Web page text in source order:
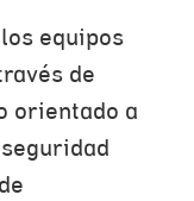
equipos
de
orientado a